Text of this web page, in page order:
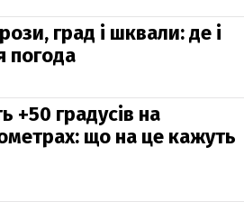
град і шквали: де і
погода
+50 градусів на
що на це кажуть